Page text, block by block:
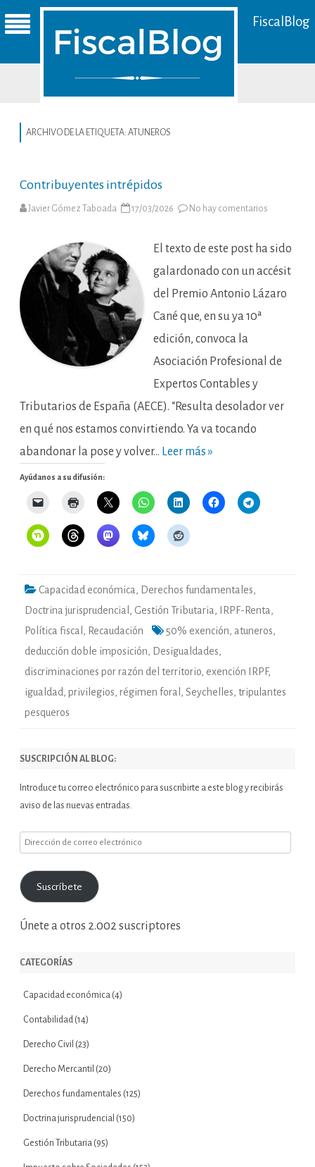
FiscalBlog
ARCHIVO DE LA ETIQUETA: ATUNEROS
Contribuyentes intrépidos
Javier Gómez Taboada 17/03/2026 No hay comentarios
El texto de este post ha sido
galardonado con un accésit
del Premio Antonio Lázaro
Cané que, en su ya 10ª
edición, convoca la
Asociación Profesional de
Expertos Contables y
Tributarios de España (AECE). “Resulta desolador ver
en qué nos estamos convirtiendo. Ya va tocando
abandonar la pose y volver… Leer más »
Ayúdanos a su difusión:
Capacidad económica , Derechos fundamentales,
Doctrina jurisprudencial , Gestión Tributaria , IRPF-Renta ,
Política fiscal , Recaudación 50% exención, atuneros,
deducción doble imposición, Desigualdades,
discriminaciones por razón del territorio, exención IRPF,
igualdad , privilegios, régimen foral , Seychelles, tripulantes
pesqueros
SUSCRIPCIÓN AL BLOG:
Introduce tu correo electrónico para suscribirte a este blog y recibirás
aviso de las nuevas entradas.
Dirección
correo
electrónico
Suscríbete
Únete a otros 2.002 suscriptores
CATEGORÍAS
Capacidad económica (4)
Contabilidad (14)
Derecho Civil (23)
Derecho Mercantil (20)
Derechos fundamentales (125)
Doctrina jurisprudencial (150)
Gestión Tributaria (95)